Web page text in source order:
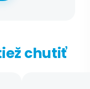
chutiť